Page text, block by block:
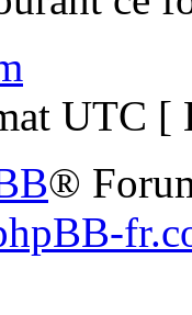
UTC [
®